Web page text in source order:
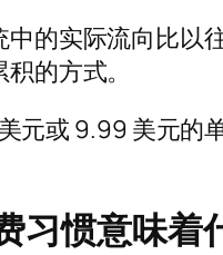
的实际流向比以
的方式。
元或 9.99 美元的
习惯意味着